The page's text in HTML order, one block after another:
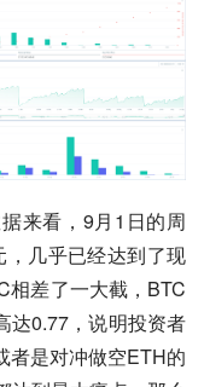
来看，9月1日的周
几乎已经达到了现
相差了一大截，BTC
达0.77，说明投资者
者是对冲做空ETH的